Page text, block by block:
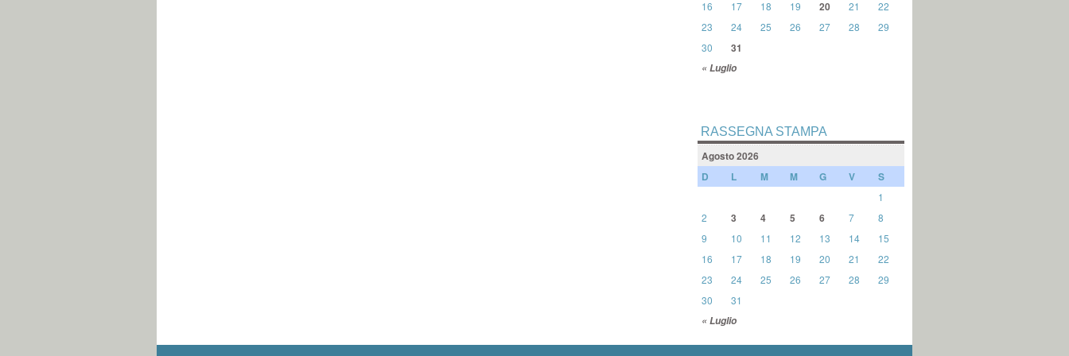
« Luglio
16
17 18 19 20 21
22
23
24 25 26 27 28
29
30
31
RASSEGNA STAMPA
Agosto 2026
D
L M M G V S
« Luglio
1
2
3 4 5 6 7
8
9
10 11 12 13 14
15
16
17 18 19 20 21
22
23
24 25 26 27 28
29
30
31